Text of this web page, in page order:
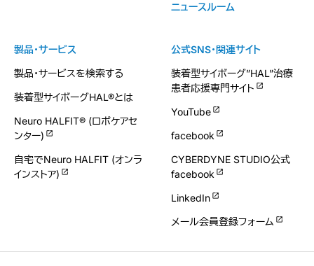
製品・サービス
製品・サービスを検索する
装着型サイボーグHAL®とは
Neuro HALFIT® (ロボケアセ
ンター)
自宅でNeuro HALFIT (オンラ
インストア)
ニュースルーム
公式SNS・関連サイト
装着型サイボーグ”HAL”治療
患者応援専門サイト
YouTube
facebook
CYBERDYNE STUDIO公式
facebook
LinkedIn
メール会員登録フォーム